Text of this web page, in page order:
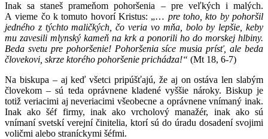
Inak sa staneš prameňom pohoršenia – pre veľkých i malých.
A vieme čo k tomuto hovorí Kristus: „… pre toho, kto by pohoršil
jedného z týchto maličkých, čo veria vo mňa, bolo by lepšie, keby
mu zavesili mlynský kameň na krk a ponorili ho do morskej hlbiny.
Beda svetu pre pohoršenie! Pohoršenia síce musia prísť, ale beda
človekovi, skrze ktorého pohoršenie prichádza!“ (Mt 18, 6-7)
Na biskupa – aj keď všetci pripúšťajú, že aj on ostáva len slabým
človekom – sú teda oprávnene kladené vyššie nároky. Biskup je
totiž veriacimi aj neveriacimi všeobecne a oprávnene vnímaný inak.
Inak ako šéf firmy, inak ako vrcholový manažér, inak ako sú
vnímaní svetskí verejní činitelia, ktorí sú do úradu dosadení svojimi
voličmi alebo straníckymi šéfmi.